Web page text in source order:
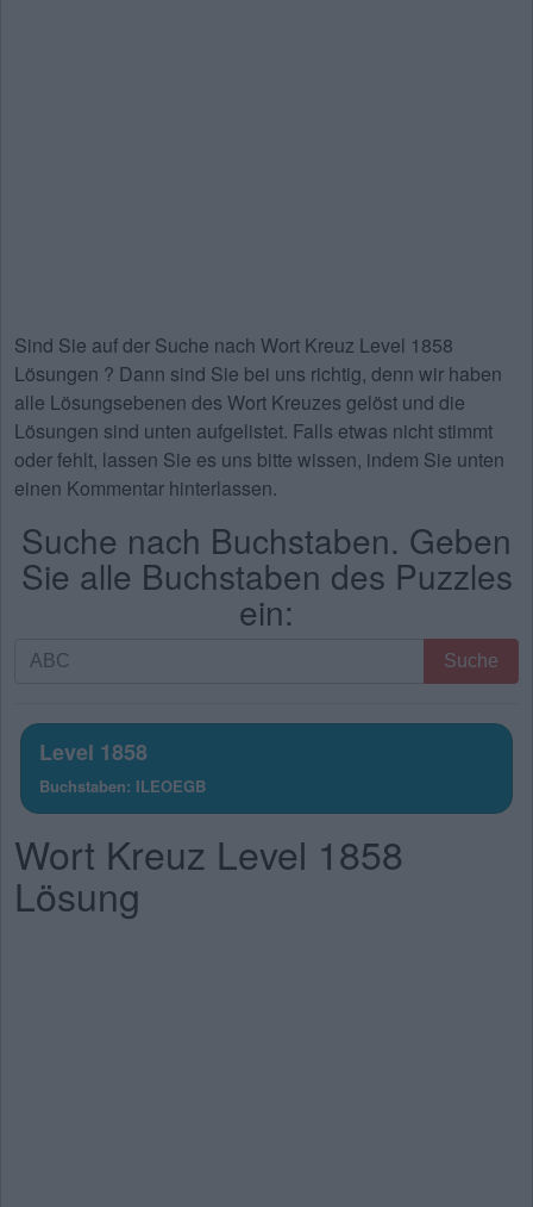
Sind Sie auf der Suche nach Wort Kreuz Level 1858
Lösungen ? Dann sind Sie bei uns richtig, denn wir haben
alle Lösungsebenen des Wort Kreuzes gelöst und die
Lösungen sind unten aufgelistet. Falls etwas nicht stimmt
oder fehlt, lassen Sie es uns bitte wissen, indem Sie unten
einen Kommentar hinterlassen.
Suche nach Buchstaben. Geben
Sie alle Buchstaben des Puzzles
ein:
Suche
Geben
Sie
alle
Buchstaben
des
Puzzles
ein:
Suche
Level 1858
Buchstaben: ILEOEGB
Wort Kreuz Level 1858
Lösung